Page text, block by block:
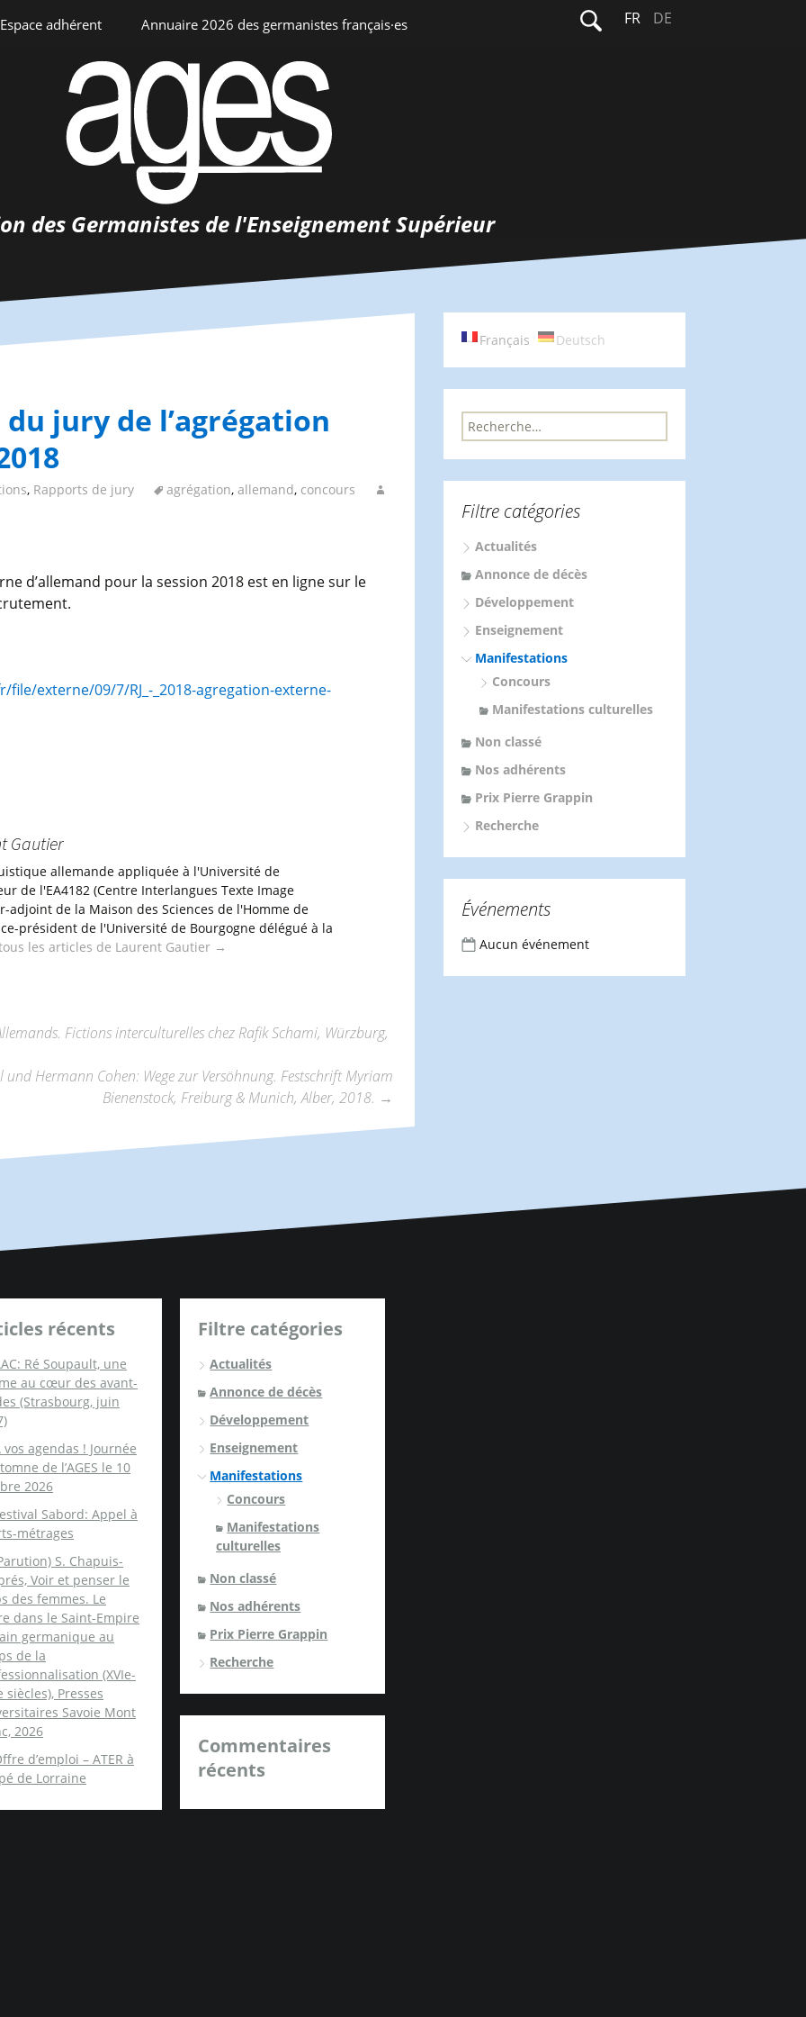
Espace adhérent
Espace personnel
Annuaire 2026 des germanistes français·es
Annuaire interne
Rechercher :
FR DE
des Germanistes de l'Enseignement Supérieur
jury de l’agrégation
, Rapports de jury agrégation, allemand, concours
d’allemand pour la session 2018 est en ligne sur le
externe/09/7/RJ_-_2018-agregation-externe-
Gautier
allemande appliquée à l'Université de
de l'EA4182 (Centre Interlangues Texte Image
adjoint de la Maison des Sciences de l'Homme de
président de l'Université de Bourgogne délégué à la
les articles de Laurent Gautier →
Fictions interculturelles chez Rafik Schami, Würzburg,
und Hermann Cohen: Wege zur Versöhnung. Festschrift Myriam
Bienenstock, Freiburg & Munich, Alber, 2018. →
Français Deutsch
R
e
r
h
e
:
Filtre catégories
Actualités
Annonce de décès
Développement
Enseignement
Manifestations
Concours
Manifestations culturelles
Non classé
Nos adhérents
Prix Pierre Grappin
Recherche
Événements
Aucun événement
récents
Ré Soupault, une
au cœur des avant-
(Strasbourg, juin
vos agendas ! Journée
de l’AGES le 10
2026
Sabord: Appel à
métrages
S. Chapuis-
Voir et penser le
des femmes. Le
dans le Saint-Empire
germanique au
de la
(XVIe-
siècles), Presses
Savoie Mont
2026
d’emploi – ATER à
de Lorraine
Filtre catégories
Actualités
Annonce de décès
Développement
Enseignement
Manifestations
Concours
Manifestations
culturelles
Non classé
Nos adhérents
Prix Pierre Grappin
Recherche
Commentaires
récents